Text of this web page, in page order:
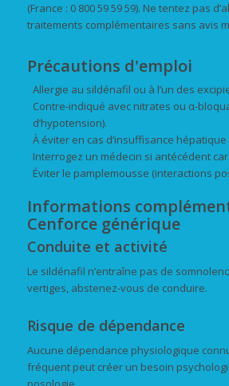
(France : 0 800 59 59 59). Ne tentez pas
traitements complémentaires sans avis
Précautions d'emploi
Allergie au sildénafil ou à l’un des
Contre-indiqué avec nitrates ou α-
d’hypotension).
À éviter en cas d’insuffisance
Interrogez un médecin si antécédent
Éviter le pamplemousse (interactions
Informations
Cenforce générique
Conduite et activité
Le sildénafil n’entraîne pas de
vertiges, abstenez-vous de conduire.
Risque de dépendance
Aucune dépendance physiologique
fréquent peut créer un besoin